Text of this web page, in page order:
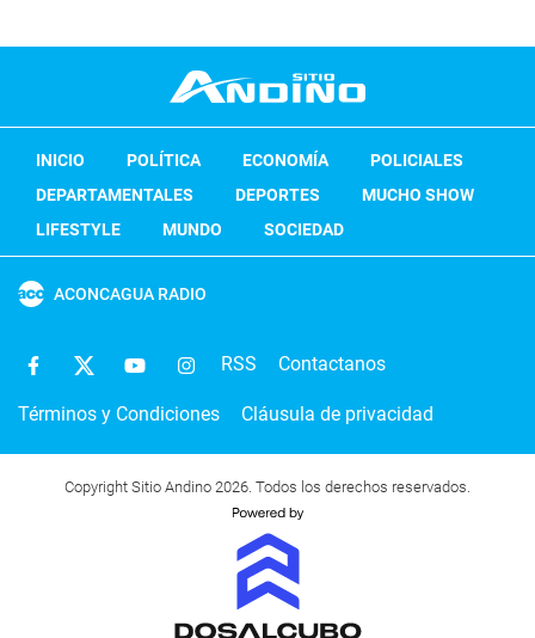
INICIO POLÍTICA ECONOMÍA
POLICIALES
DEPARTAMENTALES
DEPORTES
MUCHO SHOW
LIFESTYLE
MUNDO SOCIEDAD
ACONCAGUA RADIO
RSS Contactanos
Términos y Condiciones Cláusula de privacidad
Copyright Sitio Andino 2026. Todos los derechos reservados.